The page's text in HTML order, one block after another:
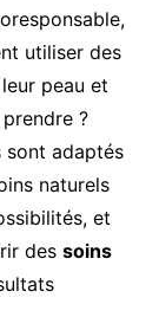
utiliser des
peau et
prendre ?
sont adaptés
naturels
et
des soins